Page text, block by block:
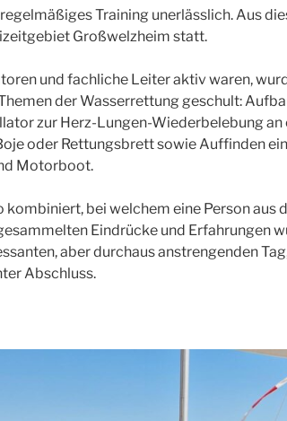
Training unerlässlich. Aus
Großwelzheim statt.
und fachliche Leiter aktiv waren,
der Wasserrettung geschult:
zur Herz-Lungen-Wiederbelebung an
oder Rettungsbrett sowie Auffinden
Motorboot.
bei welchem eine Person aus
Eindrücke und Erfahrungen
aber durchaus anstrengenden
Abschluss.